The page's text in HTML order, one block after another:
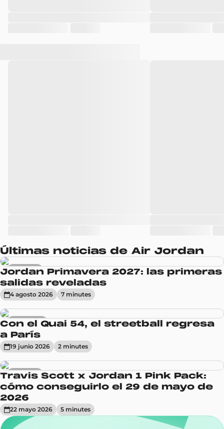
Últimas noticias de Air Jordan
Sneakers
Jordan Primavera 2027: las primeras
salidas reveladas
4 agosto 2026 7 minutes
Actualidad
Con el Quai 54, el streetball regresa
a París
19 junio 2026 2 minutes
Sneakers
Travis Scott x Jordan 1 Pink Pack:
cómo conseguirlo el 29 de mayo de
2026
22 mayo 2026 5 minutes